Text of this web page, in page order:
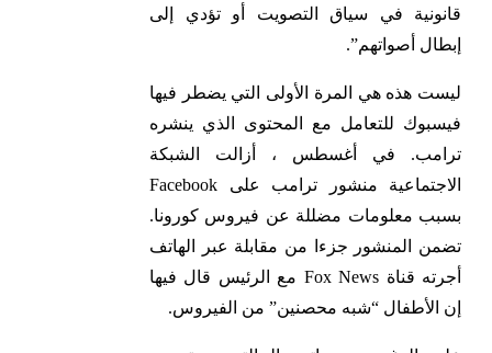
قانونية في سياق التصويت أو تؤدي إلى
إبطال أصواتهم”.
ليست هذه هي المرة الأولى التي يضطر فيها
فيسبوك للتعامل مع المحتوى الذي ينشره
ترامب. في أغسطس ، أزالت الشبكة
الاجتماعية منشور ترامب على Facebook
بسبب معلومات مضللة عن فيروس كورونا.
تضمن المنشور جزءا من مقابلة عبر الهاتف
أجرته قناة Fox News مع الرئيس قال فيها
إن الأطفال “شبه محصنين” من الفيروس.